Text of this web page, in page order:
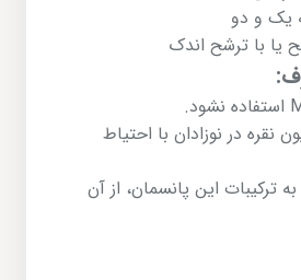
یک و دو
یا با ترشح اندک
نقره در نوزادان با احتیاط
ترکیبات این پانسمان، از آن